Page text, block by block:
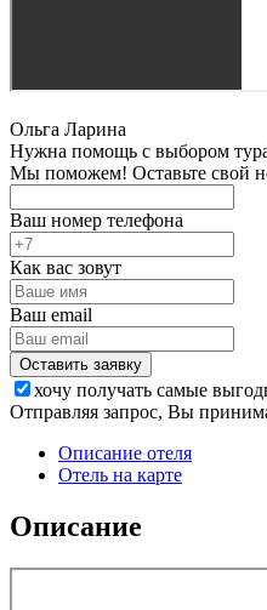
Ольга Ларина
Нужна помощь с выбором
Мы поможем! Оставьте свой
Ваш номер телефона
Как вас зовут
Ваш email
хочу получать самые
Отправляя запрос, Вы
Описание отеля
Отель на карте
Описание